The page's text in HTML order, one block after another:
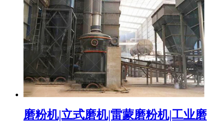
磨粉机|立式磨机|雷蒙磨粉机|工业磨